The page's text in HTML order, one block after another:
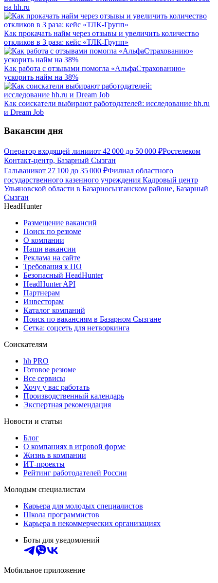
на hh.ru
Как прокачать найм через отзывы и увеличить количество
откликов в 3 раза: кейс «ТЛК-Групп»
Как работа с отзывами помогла «АльфаСтрахованию»
ускорить найм на 38%
Как соискатели выбирают работодателей: исследование hh.ru
и Dream Job
Вакансии дня
Оператор входящей линииот 42 000 до 50 000 ₽Ростелеком
Контакт-центр, Базарный Сызган
Гальваникот 27 100 до 35 000 ₽Филиал областного
государственного казенного учреждения Кадровый центр
Ульяновской области в Базарносызганском районе, Базарный
Сызган
HeadHunter
Размещение вакансий
Поиск по резюме
О компании
Наши вакансии
Реклама на сайте
Требования к ПО
Безопасный HeadHunter
HeadHunter API
Партнерам
Инвесторам
Каталог компаний
Поиск по вакансиям в Базарном Сызгане
Сетка: соцсеть для нетворкинга
Соискателям
hh PRO
Готовое резюме
Все сервисы
Хочу у вас работать
Производственный календарь
Экспертная рекомендация
Новости и статьи
Блог
О компаниях в игровой форме
Жизнь в компании
ИТ-проекты
Рейтинг работодателей России
Молодым специалистам
Карьера для молодых специалистов
Школа программистов
Карьера в некоммерческих организациях
Боты для уведомлений
Мобильное приложение